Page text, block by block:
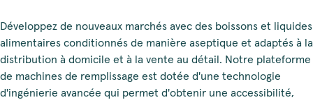
Développez de nouveaux marchés avec des boissons et liquides
alimentaires conditionnés de manière aseptique et adaptés à la
distribution à domicile et à la vente au détail. Notre plateforme
de machines de remplissage est dotée d'une technologie
d'ingénierie avancée qui permet d'obtenir une accessibilité,